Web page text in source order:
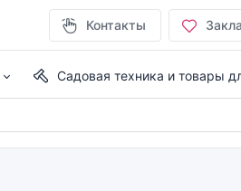
Контакты
Садовая техника и товары